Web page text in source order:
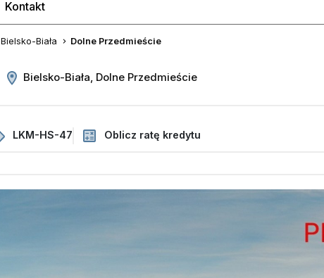
Kontakt
Bielsko-Biała Dolne Przedmieście
Bielsko-Biała, Dolne Przedmieście
LKM-HS-47 Oblicz ratę kredytu